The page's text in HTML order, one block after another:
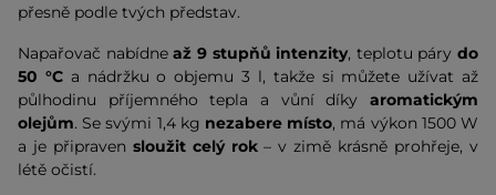
přesně podle tvých představ.
Napařovač nabídneaž 9 stupňů intenzity, teplotu páry do
50 °C a nádržku o objemu 3 l, takže si můžete užívat až
půlhodinu příjemného tepla a vůní díky aromatickým
olejům. Se svými 1,4 kg nezabere místo, má výkon 1500 W
a je připraven sloužit celý rok– v zimě krásně prohřeje, v
létě očistí.